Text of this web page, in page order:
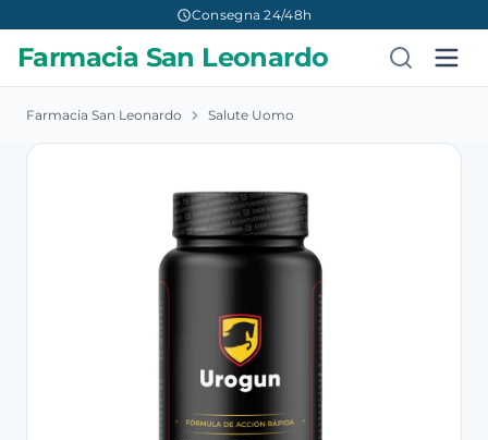
Consegna 24/48h
Farmacia San Leonardo
Farmacia San Leonardo Salute Uomo